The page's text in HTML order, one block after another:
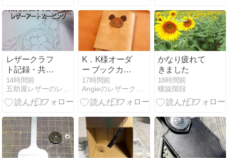
レザークラフ
ト記録・共有
で楽しむ 製作
時間を計測し
て自己ベスト
ート カービン
グ
14時間前
五助屋レザーのレザークラフトブログ
K．K様オーダ
ー ブックカバ
ー完成
17時間前
Angieのレザークラフト修行日記
かなり疲れて
きました
18時間前
螺旋階段